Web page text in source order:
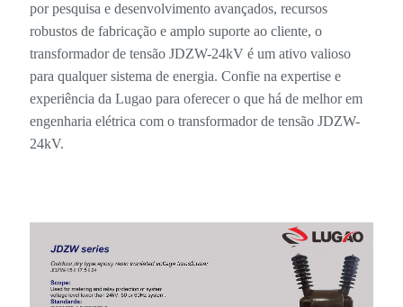
por pesquisa e desenvolvimento avançados, recursos
robustos de fabricação e amplo suporte ao cliente, o
transformador de tensão JDZW-24kV é um ativo valioso
para qualquer sistema de energia. Confie na expertise e
experiência da Lugao para oferecer o que há de melhor em
engenharia elétrica com o transformador de tensão JDZW-
24kV.